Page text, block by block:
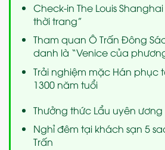
Check-in The Louis
thời trang”
Tham quan Ô Trấn Đông
danh là “Venice của
Trải nghiệm mặc Hán phục
1300 năm tuổi
Thưởng thức Lẩu uyên ương
Nghỉ đêm tại khách sạn 5
Trấn